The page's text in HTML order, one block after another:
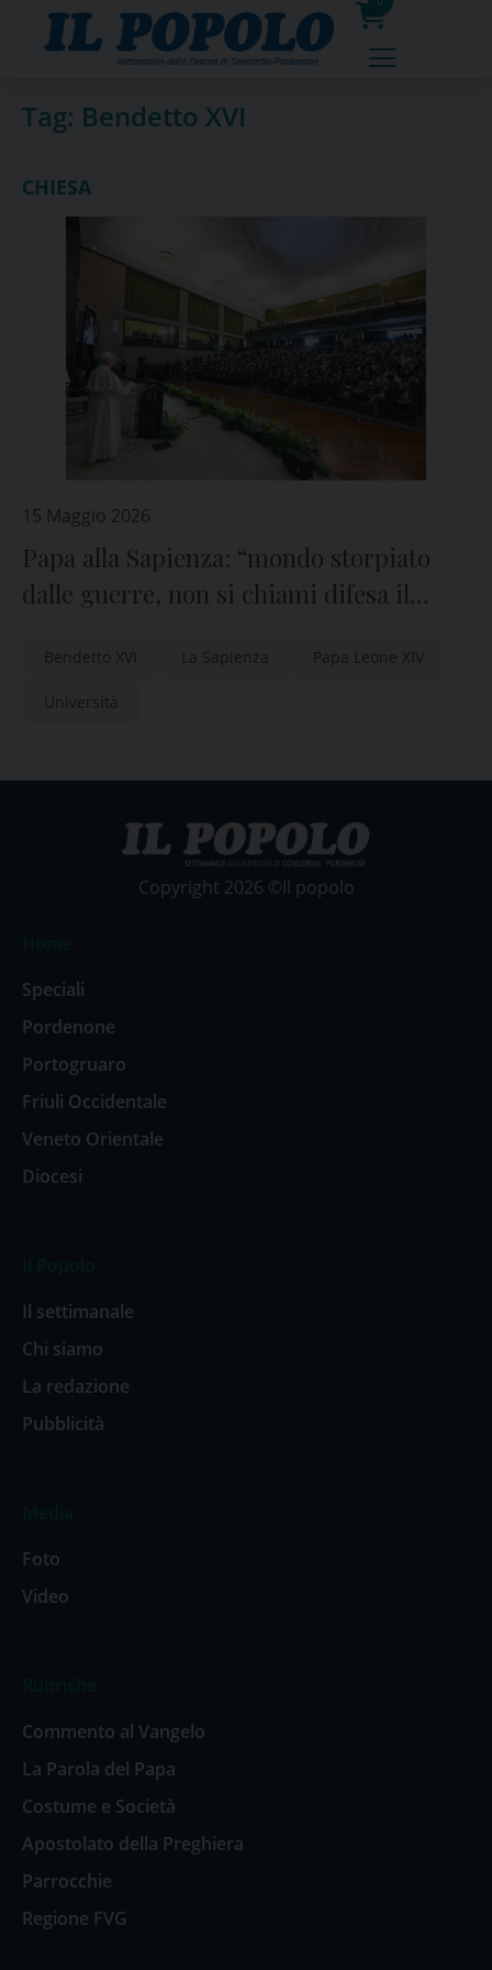
0
prodotti
Tag: Bendetto XVI
CHIESA
15 Maggio 2026
Papa alla Sapienza: “mondo storpiato
dalle guerre, non si chiami difesa il
Bendetto XVI La Sapienza Papa Leone XIV
Università
Copyright 2026 ©Il popolo
Speciali
Pordenone
Portogruaro
Friuli Occidentale
Veneto Orientale
Diocesi
Il settimanale
Chi siamo
La redazione
Pubblicità
Foto
Video
Commento al Vangelo
La Parola del Papa
Costume e Società
Apostolato della Preghiera
Parrocchie
Regione FVG